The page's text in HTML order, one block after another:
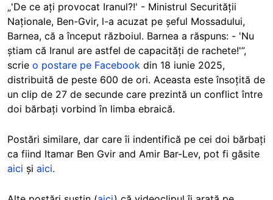
„'De ce ați provocat Iranul?!' - Ministrul Securității
Naționale, Ben-Gvir, l-a acuzat pe șeful Mossadului,
Barnea, că a început războiul. Barnea a răspuns: - 'Nu
știam că Iranul are astfel de capacități de rachete!'”,
scrie o postare pe Facebook din 18 iunie 2025,
distribuită de peste 600 de ori. Aceasta este însoțită de
un clip de 27 de secunde care prezintă un conflict între
doi bărbați vorbind în limba ebraică.
Postări similare, dar care îi indentifică pe cei doi bărbați
ca fiind Itamar Ben Gvir and Amir Bar-Lev, pot fi găsite
aici și aici.